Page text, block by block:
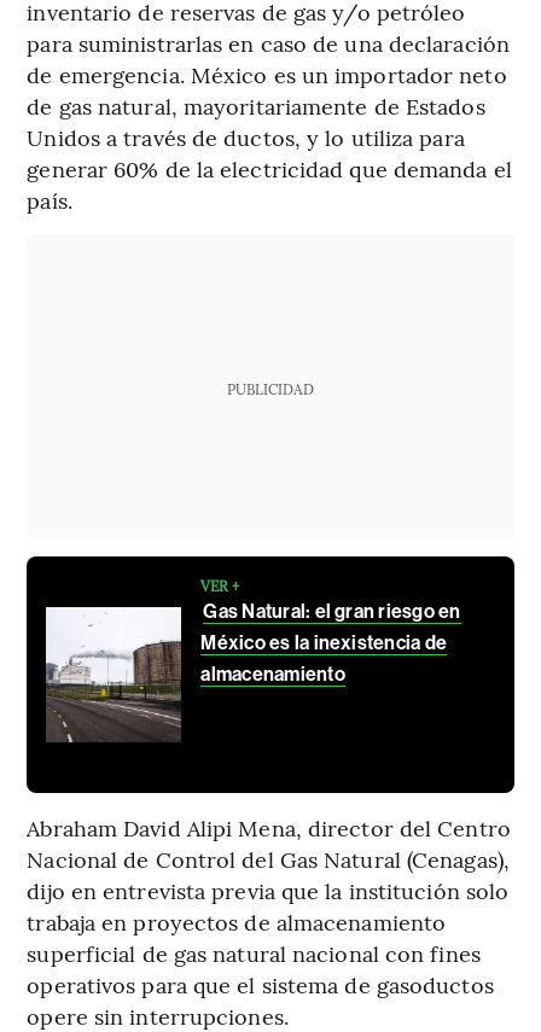
inventario de reservas de gas y/o petróleo
para suministrarlas en caso de una declaración
de emergencia. México es un importador neto
de gas natural, mayoritariamente de Estados
Unidos a través de ductos, y lo utiliza para
generar 60% de la electricidad que demanda el
país.
PUBLICIDAD
VER +
Gas Natural: el gran riesgo en
México es la inexistencia de
almacenamiento
Abraham David Alipi Mena, director del Centro
Nacional de Control del Gas Natural (Cenagas),
dijo en entrevista previa que la institución solo
trabaja en proyectos de almacenamiento
superficial de gas natural nacional con fines
operativos para que el sistema de gasoductos
opere sin interrupciones.